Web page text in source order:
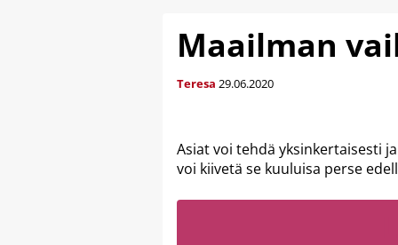
Maailman
Teresa 29.06.2020
Asiat voi tehdä yksinkertaisesti
voi kiivetä se kuuluisa perse